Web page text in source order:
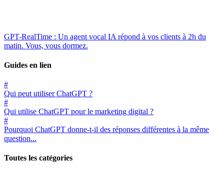
GPT-RealTime : Un agent vocal IA répond à vos clients à 2h du
matin. Vous, vous dormez.
Guides en lien
#
Qui peut utiliser ChatGPT ?
#
Qui utilise ChatGPT pour le marketing digital ?
#
Pourquoi ChatGPT donne-t-il des réponses différentes à la même
question...
Toutes les catégories